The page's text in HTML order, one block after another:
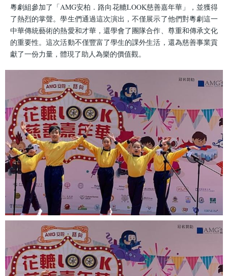
粵劇組參加了「AMG安柏．路向花轆LOOK慈善嘉年華」，並獲得
了熱烈的掌聲。學生們通過這次演出，不僅展示了他們對粵劇這一
中華傳統藝術的熱愛和才華，還學會了團隊合作、尊重和傳承文化
的重要性。這次活動不僅豐富了學生的課外生活，還為慈善事業貢
獻了一份力量，體現了助人為樂的價值觀。